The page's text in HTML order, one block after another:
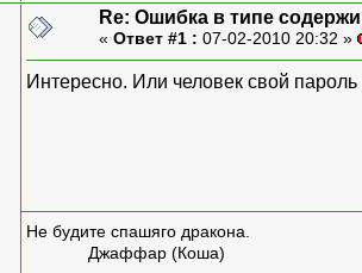
Re: Ошибка в типе
« Ответ #1 : 07-02-2010 20:32 »
Интересно. Или человек свой
Не будите спашяго дракона.
Джаффар (Коша)